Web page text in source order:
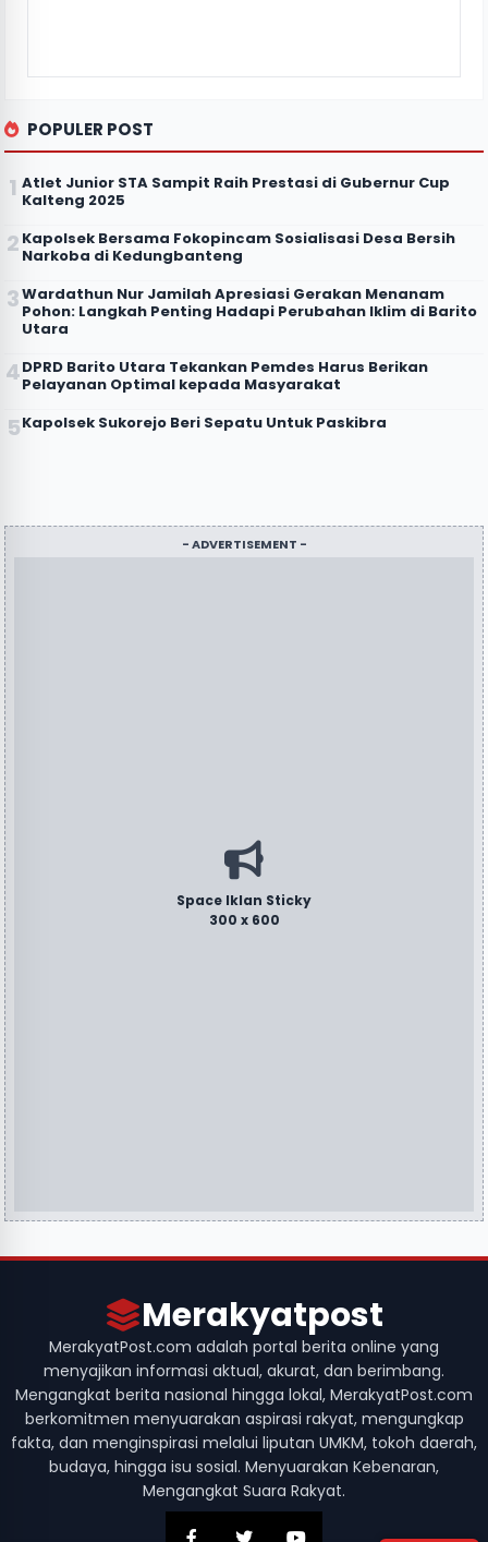
POPULER POST
Atlet Junior STA Sampit Raih Prestasi di Gubernur Cup
Kalteng 2025
Kapolsek Bersama Fokopincam Sosialisasi Desa Bersih
Narkoba di Kedungbanteng
Wardathun Nur Jamilah Apresiasi Gerakan Menanam
Pohon: Langkah Penting Hadapi Perubahan Iklim di Barito
Utara
DPRD Barito Utara Tekankan Pemdes Harus Berikan
Pelayanan Optimal kepada Masyarakat
Kapolsek Sukorejo Beri Sepatu Untuk Paskibra
- ADVERTISEMENT -
Space Iklan Sticky
300 x 600
Merakyatpost
MerakyatPost.com adalah portal berita online yang
menyajikan informasi aktual, akurat, dan berimbang.
Mengangkat berita nasional hingga lokal, MerakyatPost.com
berkomitmen menyuarakan aspirasi rakyat, mengungkap
fakta, dan menginspirasi melalui liputan UMKM, tokoh daerah,
budaya, hingga isu sosial. Menyuarakan Kebenaran,
Mengangkat Suara Rakyat.